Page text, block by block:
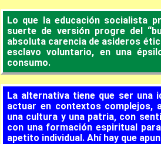
Lo que la educación socialista
suerte de versión progre del
absoluta carencia de asideros
esclavo voluntario, en una
consumo.
La alternativa tiene que ser una
actuar en contextos complejos,
una cultura y una patria, con
con una formación espiritual
apetito individual. Ahí hay que